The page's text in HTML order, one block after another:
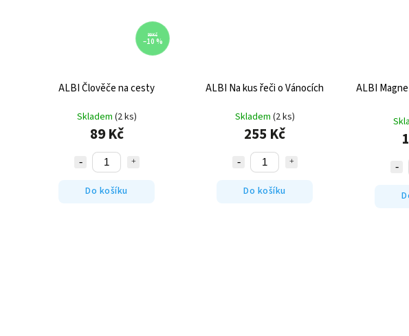
99 Kč
–10 %
ALBI Člověče na cesty
Skladem (2 ks)
89 Kč
Do košíku
ALBI Na kus řeči o Vánocích
Skladem (2 ks)
255 Kč
Do košíku
ALBI